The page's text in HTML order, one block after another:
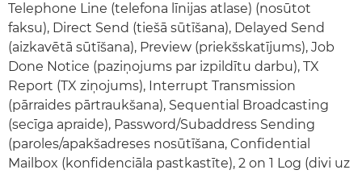
Telephone Line (telefona līnijas atlase) (nosūtot
faksu), Direct Send (tiešā sūtīšana), Delayed Send
(aizkavētā sūtīšana), Preview (priekšskatījums), Job
Done Notice (paziņojums par izpildītu darbu), TX
Report (TX ziņojums), Interrupt Transmission
(pārraides pārtraukšana), Sequential Broadcasting
(secīga apraide), Password/Subaddress Sending
(paroles/apakšadreses nosūtīšana, Confidential
Mailbox (konfidenciāla pastkastīte), 2 on 1 Log (divi uz